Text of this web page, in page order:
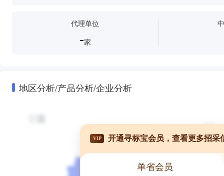
代理单位
-家
地区分析/产品分析/企业分析
VIP 开通寻标宝会员，查看更多招采
单省会员